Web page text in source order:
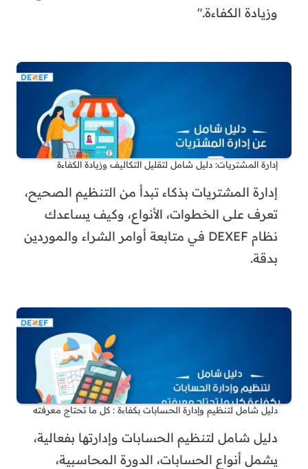
وزيادة الكفاءة."
إدارة المشتريات: دليل شامل لتقليل التكاليف وزيادة الكفاءة
إدارة المشتريات بذكاء تبدأ من التنظيم الصحيح،
تعرف على الخطوات، الأنواع، وكيف يساعدك
نظام DEXEF في متابعة أوامر الشراء والموردين
بدقة.
دليل شامل لتنظيم وإدارة الحسابات بكفاءة : كل ما تحتاج معرفته
دليل شامل لتنظيم الحسابات وإدارتها بفعالية،
يشمل أنواع الحسابات، الدورة المحاسبية،